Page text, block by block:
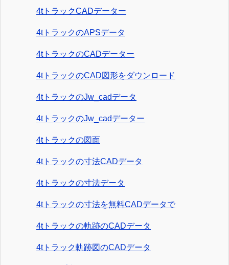
4tトラックCADデーター
4tトラックのAPSデータ
4tトラックのCADデーター
4tトラックのCAD図形をダウンロード
4tトラックのJw_cadデータ
4tトラックのJw_cadデーター
4tトラックの図面
4tトラックの寸法CADデータ
4tトラックの寸法データ
4tトラックの寸法を無料CADデータで
4tトラックの軌跡のCADデータ
4tトラック軌跡図のCADデータ